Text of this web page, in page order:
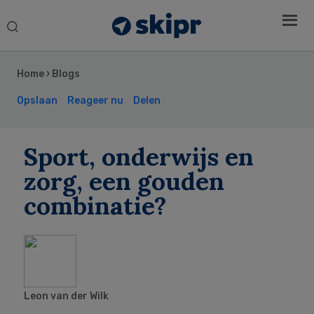
Search
Home › Blogs
Opslaan Reageer nu Delen
Sport, onderwijs en
zorg, een gouden
combinatie?
Leon van der Wilk
Sidebar